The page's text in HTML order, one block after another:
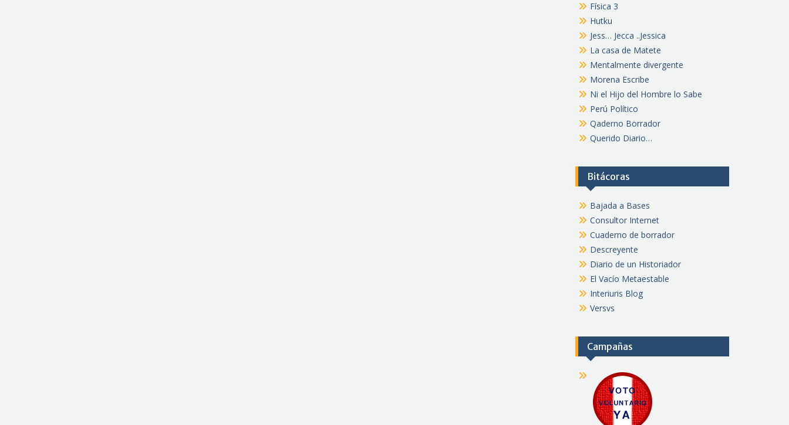
Física 3
Hutku
Jess… Jecca ..Jessica
La casa de Matete
Mentalmente divergente
Morena Escribe
Ni el Hijo del Hombre lo Sabe
Perú Político
Qaderno Borrador
Querido Diario…
Bitácoras
Bajada a Bases
Consultor Internet
Cuaderno de borrador
Descreyente
Diario de un Historiador
El Vacío Metaestable
Interiuris Blog
Versvs
Campañas